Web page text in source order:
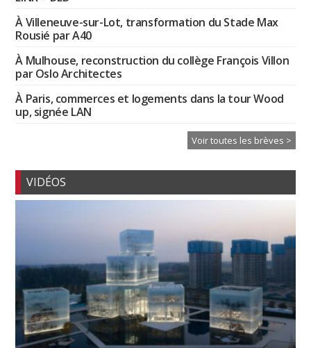
À Villeneuve-sur-Lot, transformation du Stade Max
Rousié par A40
À Mulhouse, reconstruction du collège François Villon
par Oslo Architectes
À Paris, commerces et logements dans la tour Wood
up, signée LAN
Voir toutes les brèves >
VIDÉOS